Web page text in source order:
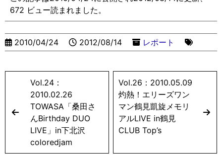
672 ビュー読まれました。
2010/04/24 2012/08/14 レポート
Vol.24：
2010.02.26
TOWASA「桑田さ
んBirthday DUO
LIVE」in下北沢
coloredjam
Vol.26：2010.05.09
灼熱！エリーズワン
マン鶴見凱旋メモリ
アルLIVE in鶴見
CLUB Top’s